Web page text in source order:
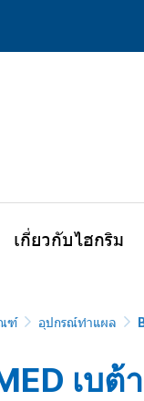
เกี่ยวกับไฮกริม
ฑ์ อุปกรณ์ทำแผล
เบต้